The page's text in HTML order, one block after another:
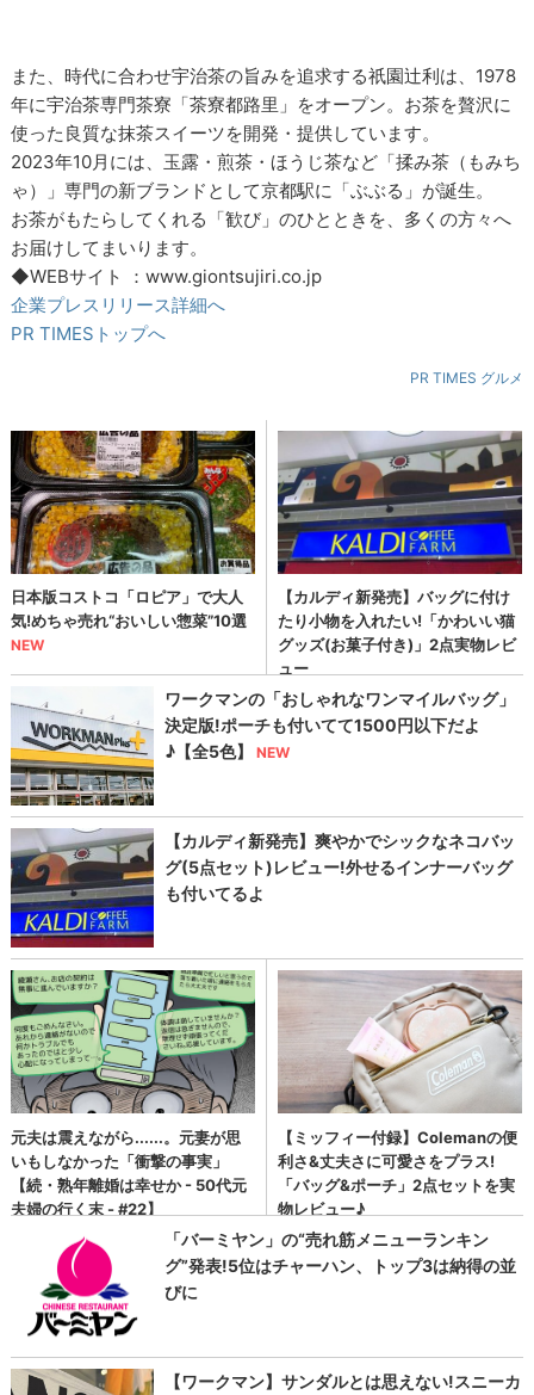
また、時代に合わせ宇治茶の旨みを追求する祇園辻利は、1978
年に宇治茶専門茶寮「茶寮都路里」をオープン。お茶を贅沢に
使った良質な抹茶スイーツを開発・提供しています。
2023年10月には、玉露・煎茶・ほうじ茶など「揉み茶（もみち
ゃ）」専門の新ブランドとして京都駅に「ぶぶる」が誕生。
お茶がもたらしてくれる「歓び」のひとときを、多くの方々へ
お届けしてまいります。
◆WEBサイト ：www.giontsujiri.co.jp
企業プレスリリース詳細へ
PR TIMESトップへ
PR TIMES グルメ